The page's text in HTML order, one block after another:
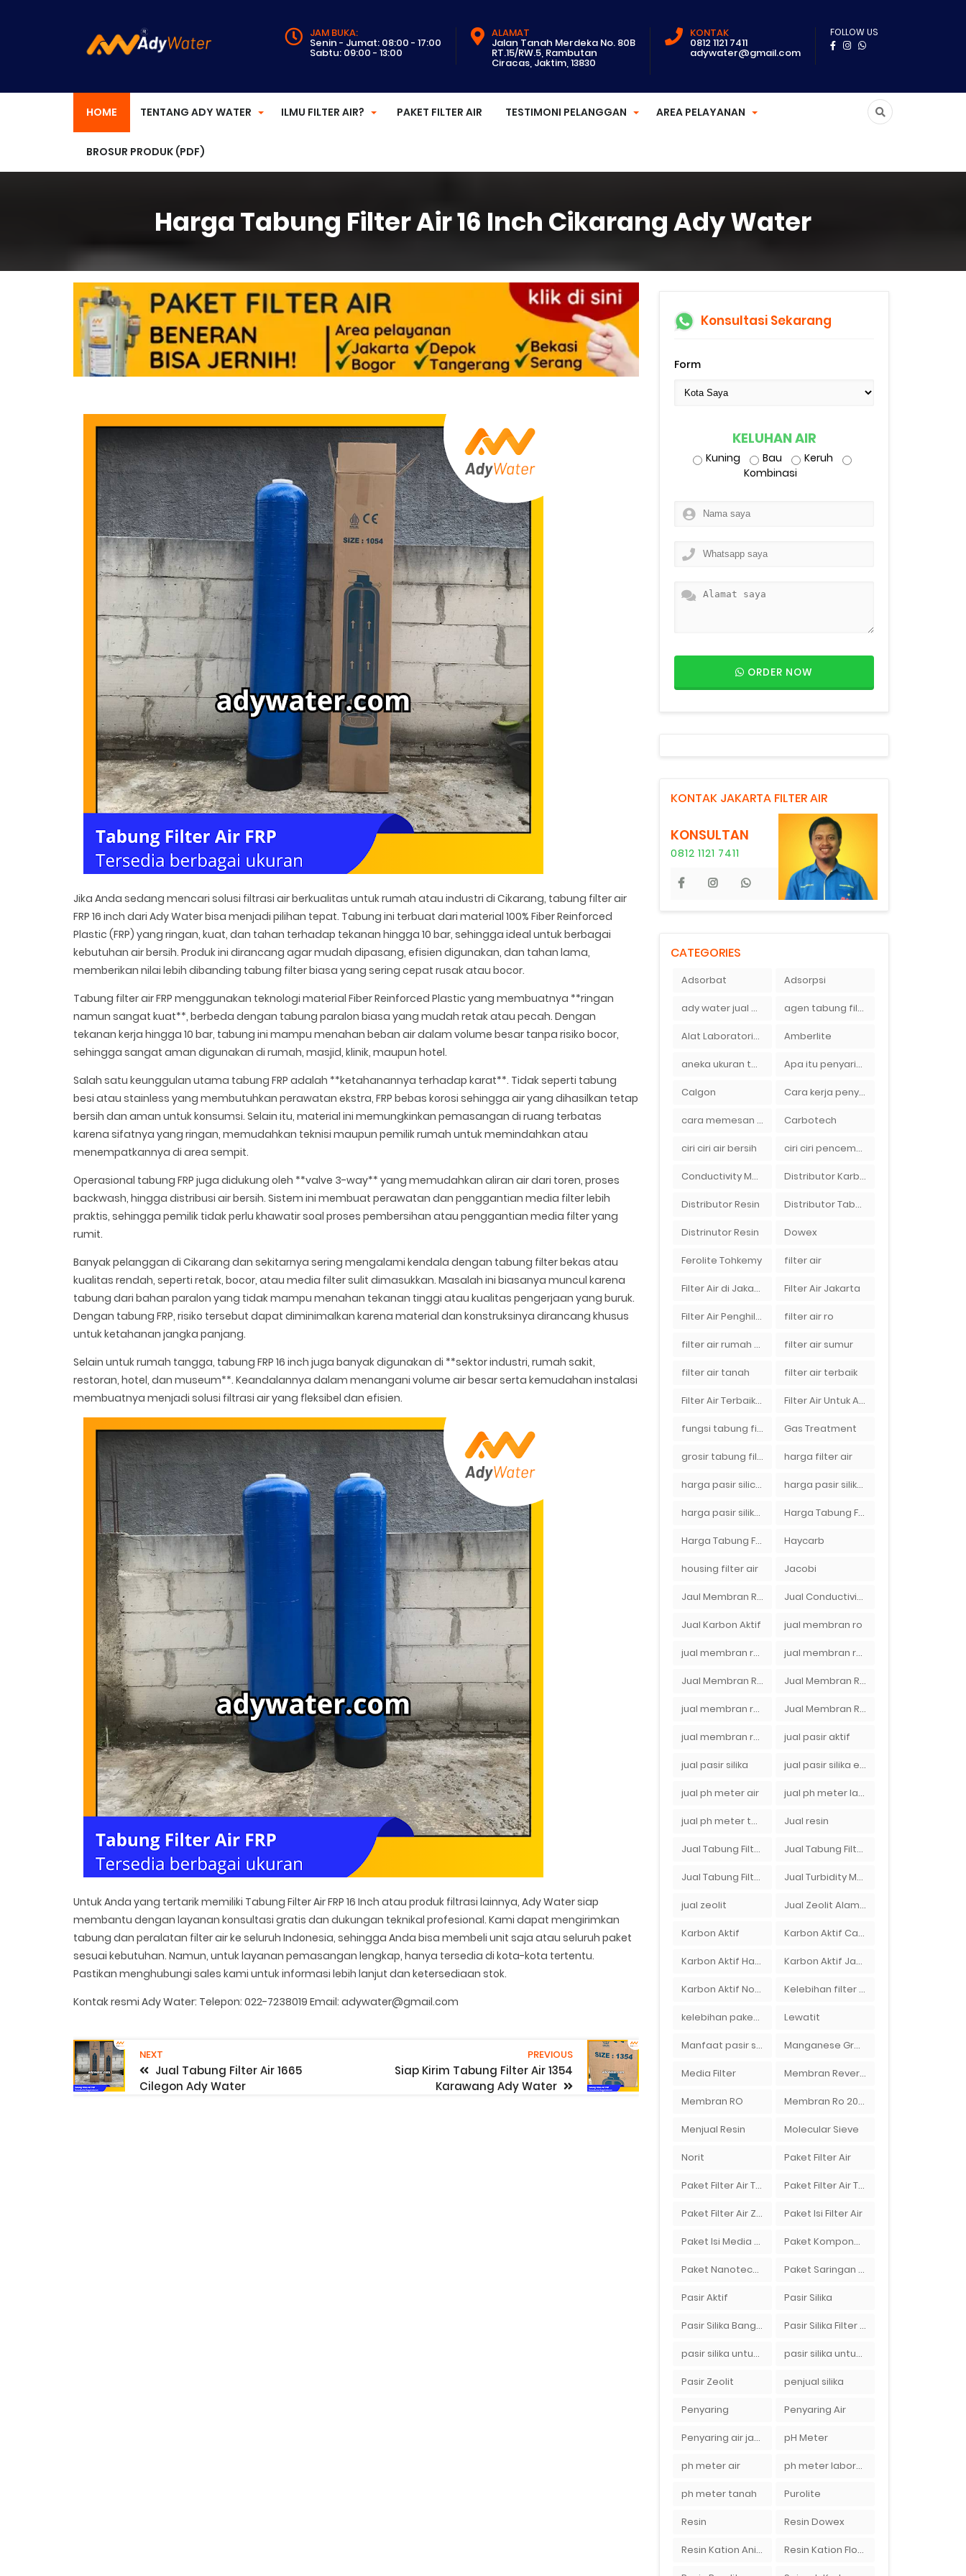
JAM BUKA:
Senin - Jumat: 08:00 - 17:00
Sabtu: 09:00 - 13:00
ALAMAT
Jalan Tanah Merdeka No. 80B
RT.15/RW.5, Rambutan
Ciracas, Jaktim, 13830
KONTAK
0812 1121 7411
adywater@gmail.com
FOLLOW US
HOME TENTANG ADY WATER ILMU FILTER AIR? PAKET FILTER AIR TESTIMONI PELANGGAN AREA PELAYANAN
BROSUR PRODUK (PDF)
Harga Tabung Filter Air 16 Inch Cikarang Ady Water
Jika Anda sedang mencari solusi filtrasi air berkualitas untuk rumah atau industri di Cikarang, tabung filter air
FRP 16 inch dari Ady Water bisa menjadi pilihan tepat. Tabung ini terbuat dari material 100% Fiber Reinforced
Plastic (FRP) yang ringan, kuat, dan tahan terhadap tekanan hingga 10 bar, sehingga ideal untuk berbagai
kebutuhan air bersih. Produk ini dirancang agar mudah dipasang, efisien digunakan, dan tahan lama,
memberikan nilai lebih dibanding tabung filter biasa yang sering cepat rusak atau bocor.
Tabung filter air FRP menggunakan teknologi material Fiber Reinforced Plastic yang membuatnya **ringan
namun sangat kuat**, berbeda dengan tabung paralon biasa yang mudah retak atau pecah. Dengan
tekanan kerja hingga 10 bar, tabung ini mampu menahan beban air dalam volume besar tanpa risiko bocor,
sehingga sangat aman digunakan di rumah, masjid, klinik, maupun hotel.
Salah satu keunggulan utama tabung FRP adalah **ketahanannya terhadap karat**. Tidak seperti tabung
besi atau stainless yang membutuhkan perawatan ekstra, FRP bebas korosi sehingga air yang dihasilkan tetap
bersih dan aman untuk konsumsi. Selain itu, material ini memungkinkan pemasangan di ruang terbatas
karena sifatnya yang ringan, memudahkan teknisi maupun pemilik rumah untuk memindahkan atau
menempatkannya di area sempit.
Operasional tabung FRP juga didukung oleh **valve 3-way** yang memudahkan aliran air dari toren, proses
backwash, hingga distribusi air bersih. Sistem ini membuat perawatan dan penggantian media filter lebih
praktis, sehingga pemilik tidak perlu khawatir soal proses pembersihan atau penggantian media filter yang
rumit.
Banyak pelanggan di Cikarang dan sekitarnya sering mengalami kendala dengan tabung filter bekas atau
kualitas rendah, seperti retak, bocor, atau media filter sulit dimasukkan. Masalah ini biasanya muncul karena
tabung dari bahan paralon yang tidak mampu menahan tekanan tinggi atau kualitas pengerjaan yang buruk.
Dengan tabung FRP, risiko tersebut dapat diminimalkan karena material dan konstruksinya dirancang khusus
untuk ketahanan jangka panjang.
Selain untuk rumah tangga, tabung FRP 16 inch juga banyak digunakan di **sektor industri, rumah sakit,
restoran, hotel, dan museum**. Keandalannya dalam menangani volume air besar serta kemudahan instalasi
membuatnya menjadi solusi filtrasi air yang fleksibel dan efisien.
Untuk Anda yang tertarik memiliki Tabung Filter Air FRP 16 Inch atau produk filtrasi lainnya, Ady Water siap
membantu dengan layanan konsultasi gratis dan dukungan teknikal profesional. Kami dapat mengirimkan
tabung dan peralatan filter air ke seluruh Indonesia, sehingga Anda bisa membeli unit saja atau seluruh paket
sesuai kebutuhan. Namun, untuk layanan pemasangan lengkap, hanya tersedia di kota-kota tertentu.
Pastikan menghubungi sales kami untuk informasi lebih lanjut dan ketersediaan stok.
Kontak resmi Ady Water: Telepon: 022-7238019 Email: adywater@gmail.com
NEXT
Jual Tabung Filter Air 1665
Cilegon Ady Water
PREVIOUS
Siap Kirim Tabung Filter Air 1354
Karawang Ady Water
Konsultasi Sekarang
Form
KELUHAN AIR
Kuning Bau
Keruh
Kombinasi
ORDER NOW
KONTAK JAKARTA FILTER AIR
KONSULTAN
0812 1121 7411
CATEGORIES
Adsorbat Adsorpsi
ady water jual membran ro 2000 gpd harganya sangat murah agen tabung filter air di bandung
Alat Laboratorium Amberlite
aneka ukuran tabung filter air Apa itu penyaringan air secara umum
Calgon Cara kerja penyaring air Ady Water dengan tabung FRP berisikan lapisan media filter air
cara memesan filter air Ady Wate Carbotech
ciri ciri air bersih ciri ciri pencemaran air sumur bor di rumah
Conductivity Meter Distributor Karbon Aktif
Distributor Resin Distributor Tabung Filter Air FRP1054 di Bandung
Distrinutor Resin Dowex
Ferolite Tohkemy filter air
Filter Air di Jakarta Filter Air Jakarta
Filter Air Penghilang Bau filter air ro
filter air rumah tangga filter air sumur
filter air tanah filter air terbaik
Filter Air Terbaik di Jakarta Filter Air Untuk Aquarium
fungsi tabung filter Gas Treatment
grosir tabung filter air harga filter air
harga pasir silica per ton per kg harga pasir silika per ton per kg
harga pasir silika putih Harga Tabung Filter 1054
Harga Tabung Filter Air Sumur Haycarb
housing filter air Jacobi
Jaul Membran Ro 2000 GPD Harga Murah Jual Conductivity Meter Lutron
Jual Karbon Aktif jual membran ro
jual membran ro 2000 gpd murah jual membran ro di bandung
Jual Membran RO Di Jakarta Selatan Jual Membran RO Di Lampung
jual membran ro di surabaya Jual Membran Ro Murah : 082140002080
jual membran ro murah surabaya jual pasir aktif
jual pasir silika jual pasir silika eceran
jual ph meter air jual ph meter laboratorium
jual ph meter tanah Jual resin
Jual Tabung Filter Air Jual Tabung Filter Air Murah
Jual Tabung Filter Air Surabaya Jual Turbidity Meter Harga Murah Di Sulawesi
jual zeolit Jual Zeolit Alam Murah Di Surabaya
Karbon Aktif Karbon Aktif Calgon
Karbon Aktif Haycarb Karbon Aktif Jacobi
Karbon Aktif Norit Kelebihan filter air Ady Water untuk menyaring air sumur bor di rumah"
kelebihan paket filter air Ady Water Lewatit
Manfaat pasir silika bagi kehidupan Manganese Greensand Plus
Media Filter Membran Reverse Osmosis
Membran RO Membran Ro 2000 GPD
Menjual Resin Molecular Sieve
Norit Paket Filter Air
Paket Filter Air Tanah Paket Filter Air Tinggal Pasang
Paket Filter Air Zat Besi Tinggi Paket Isi Filter Air
Paket Isi Media Filter Air Paket Komponen Bahan Filter Air
Paket Nanotech Filter Air Paket Saringan Filter Air
Pasir Aktif Pasir Silika
Pasir Silika Bangka Pasir Silika Filter Air
pasir silika untuk boiler pasir silika untuk filter air
Pasir Zeolit penjual silika
Penyaring Penyaring Air
Penyaring air jakarta pH Meter
ph meter air ph meter laboratorium
ph meter tanah Purolite
Resin Resin Dowex
Resin Kation Anion Resin Kation Flotrol